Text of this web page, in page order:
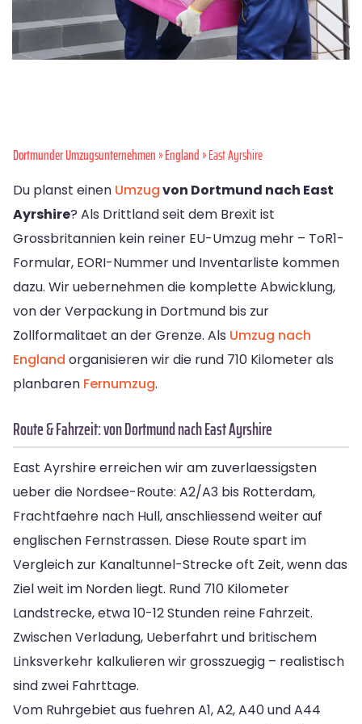
Dortmunder Umzugsunternehmen»England» East Ayrshire
Du planst einen Umzugvon Dortmund nach East
Ayrshire? Als Drittland seit dem Brexit ist
Grossbritannien kein reiner EU-Umzug mehr – ToR1-
Formular, EORI-Nummer und Inventarliste kommen
dazu. Wir uebernehmen die komplette Abwicklung,
von der Verpackung in Dortmund bis zur
Zollformalitaet an der Grenze. Als Umzug nach
England organisieren wir die rund 710 Kilometer als
planbaren Fernumzug.
Route & Fahrzeit: von Dortmund nach East Ayrshire
East Ayrshire erreichen wir am zuverlaessigsten
ueber die Nordsee-Route: A2/A3 bis Rotterdam,
Frachtfaehre nach Hull, anschliessend weiter auf
englischen Fernstrassen. Diese Route spart im
Vergleich zur Kanaltunnel-Strecke oft Zeit, wenn das
Ziel weit im Norden liegt. Rund 710 Kilometer
Landstrecke, etwa 10-12 Stunden reine Fahrzeit.
Zwischen Verladung, Ueberfahrt und britischem
Linksverkehr kalkulieren wir grosszuegig – realistisch
sind zwei Fahrttage.
Vom Ruhrgebiet aus fuehren A1, A2, A40 und A44